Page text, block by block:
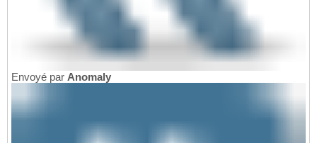
Envoyé par Anomaly